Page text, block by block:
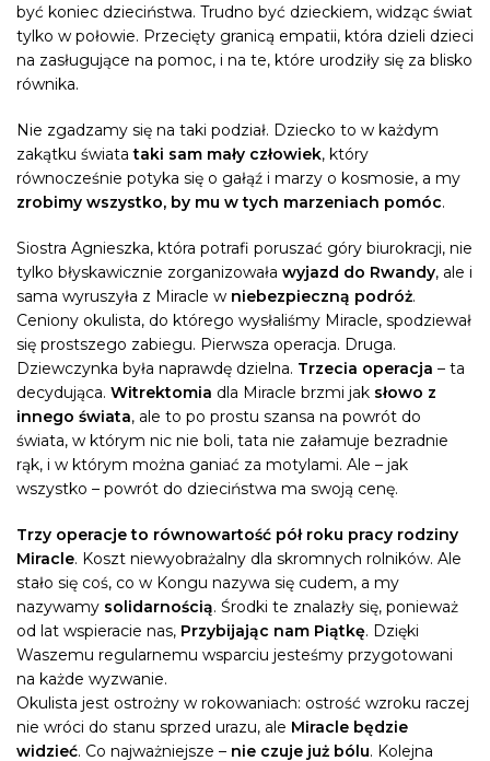
być koniec dzieciństwa. Trudno być dzieckiem, widząc świat
tylko w połowie. Przecięty granicą empatii, która dzieli dzieci
na zasługujące na pomoc, i na te, które urodziły się za blisko
równika.
Nie zgadzamy się na taki podział. Dziecko to w każdym
zakątku światataki sam mały człowiek, który
równocześnie potyka się o gałąź i marzy o kosmosie, a my
zrobimy wszystko, by mu w tych marzeniach pomóc.
Siostra Agnieszka, która potrafi poruszać góry biurokracji, nie
tylko błyskawicznie zorganizowała wyjazd do Rwandy, ale i
sama wyruszyła z Miracle w niebezpieczną podróż.
Ceniony okulista, do którego wysłaliśmy Miracle, spodziewał
się prostszego zabiegu. Pierwsza operacja. Druga.
Dziewczynka była naprawdę dzielna. Trzecia operacja – ta
decydująca. Witrektomia dla Miracle brzmi jak słowo z
innego świata, ale to po prostu szansa na powrót do
świata, w którym nic nie boli, tata nie załamuje bezradnie
rąk, i w którym można ganiać za motylami. Ale – jak
wszystko – powrót do dzieciństwa ma swoją cenę.
Trzy operacje to równowartość pół roku pracy rodziny
Miracle. Koszt niewyobrażalny dla skromnych rolników. Ale
stało się coś, co w Kongu nazywa się cudem, a my
nazywamy solidarnością. Środki te znalazły się, ponieważ
od lat wspieracie nas, Przybijając nam Piątkę. Dzięki
Waszemu regularnemu wsparciu jesteśmy przygotowani
na każde wyzwanie.
Okulista jest ostrożny w rokowaniach: ostrość wzroku raczej
nie wróci do stanu sprzed urazu, ale Miracle będzie
widzieć. Co najważniejsze – nie czuje już bólu. Kolejna